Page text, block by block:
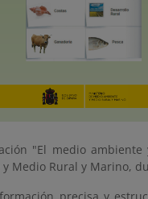
"El medio
Medio Rural y Marino,